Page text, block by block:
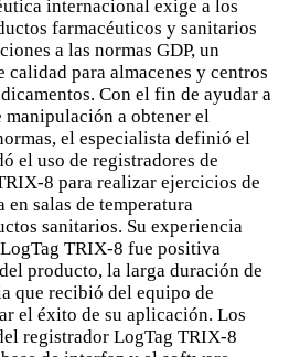
internacional exige a los
farmacéuticos y sanitarios
a las normas GDP, un
calidad para almacenes y centros
Con el fin de ayudar a
manipulación a obtener el
el especialista definió el
el uso de registradores de
8 para realizar ejercicios de
en salas de temperatura
sanitarios. Su experiencia
TRIX-8 fue positiva
producto, la larga duración de
que recibió del equipo de
el éxito de su aplicación. Los
registrador LogTag TRIX-8